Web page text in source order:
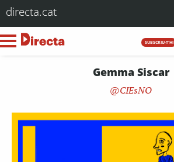
directa.cat
SUBSCRIU-T'HI
Gemma Siscar
CIEsNO